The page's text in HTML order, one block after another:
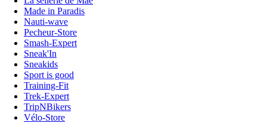
Made in Paradis
Nauti-wave
Pecheur-Store
Smash-Expert
Sneak'In
Sneakids
Sport is good
Training-Fit
Trek-Expert
TripNBikers
Vélo-Store